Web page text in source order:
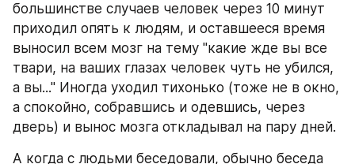
большинстве случаев человек через 10 минут
приходил опять к людям, и оставшееся время
выносил всем мозг на тему "какие жде вы все
твари, на ваших глазах человек чуть не убился,
а вы..." Иногда уходил тихонько (тоже не в окно,
а спокойно, собравшись и одевшись, через
дверь) и вынос мозга откладывал на пару дней.
А когда с людьми беседовали, обычно беседа